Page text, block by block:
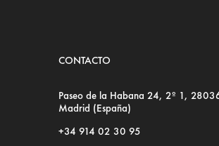
CONTACTO
Paseo de la Habana 24, 2º 1,
Madrid (España)
+34 914 02 30 95